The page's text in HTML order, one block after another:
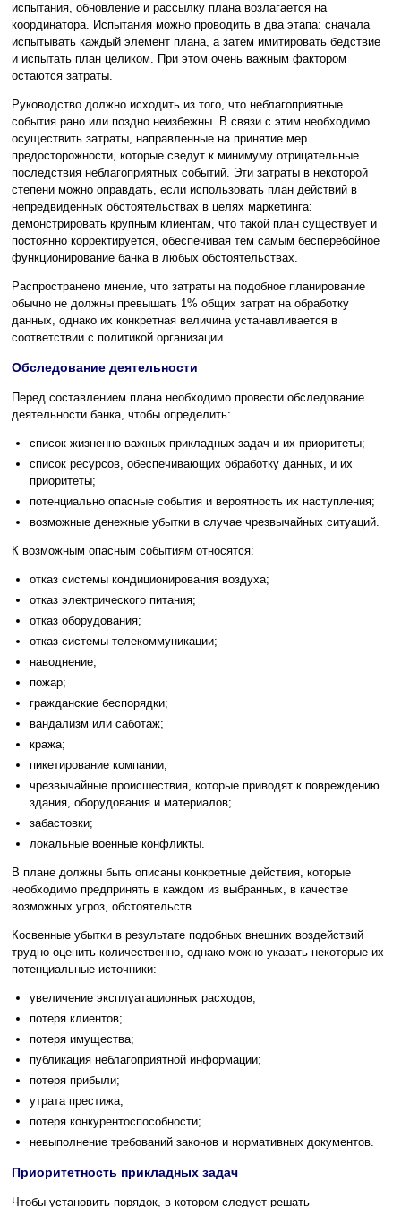
испытания, обновление и рассылку плана возлагается на
координатора. Испытания можно проводить в два этапа: сначала
испытывать каждый элемент плана, а затем имитировать бедствие
и испытать план целиком. При этом очень важным фактором
остаются затраты.
Руководство должно исходить из того, что неблагоприятные
события рано или поздно неизбежны. В связи с этим необходимо
осуществить затраты, направленные на принятие мер
предосторожности, которые сведут к минимуму отрицательные
последствия неблагоприятных событий. Эти затраты в некоторой
степени можно оправдать, если использовать план действий в
непредвиденных обстоятельствах в целях маркетинга:
демонстрировать крупным клиентам, что такой план существует и
постоянно корректируется, обеспечивая тем самым бесперебойное
функционирование банка в любых обстоятельствах.
Распространено мнение, что затраты на подобное планирование
обычно не должны превышать 1% общих затрат на обработку
данных, однако их конкретная величина устанавливается в
соответствии с политикой организации.
Обследование деятельности
Перед составлением плана необходимо провести обследование
деятельности банка, чтобы определить:
список жизненно важных прикладных задач и их приоритеты;
список ресурсов, обеспечивающих обработку данных, и их
приоритеты;
потенциально опасные события и вероятность их наступления;
возможные денежные убытки в случае чрезвычайных ситуаций.
К возможным опасным событиям относятся:
отказ системы кондиционирования воздуха;
отказ электрического питания;
отказ оборудования;
отказ системы телекоммуникации;
наводнение;
пожар;
гражданские беспорядки;
вандализм или саботаж;
кража;
пикетирование компании;
чрезвычайные происшествия, которые приводят к повреждению
здания, оборудования и материалов;
забастовки;
локальные военные конфликты.
В плане должны быть описаны конкретные действия, которые
необходимо предпринять в каждом из выбранных, в качестве
возможных угроз, обстоятельств.
Косвенные убытки в результате подобных внешних воздействий
трудно оценить количественно, однако можно указать некоторые их
потенциальные источники:
увеличение эксплуатационных расходов;
потеря клиентов;
потеря имущества;
публикация неблагоприятной информации;
потеря прибыли;
утрата престижа;
потеря конкурентоспособности;
невыполнение требований законов и нормативных документов.
Приоритетность прикладных задач
Чтобы установить порядок, в котором следует решать